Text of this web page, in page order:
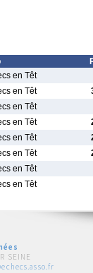
en Têt
en Têt
en Têt
en Têt
en Têt
en Têt
en Têt
en Têt
SEINE